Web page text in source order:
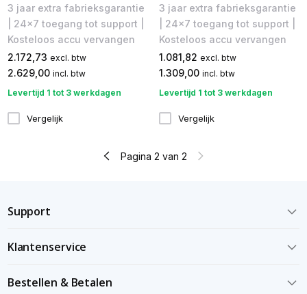
3 jaar extra fabrieksgarantie​
| 24x7 toegang tot support |
Kosteloos accu vervangen
2.172,73 excl. btw
2.629,00 incl. btw
Levertijd 1 tot 3 werkdagen
Vergelijk
3 jaar extra fabrieksgarantie​
| 24x7 toegang tot support |
Kosteloos accu vervangen
1.081,82 excl. btw
1.309,00 incl. btw
Levertijd 1 tot 3 werkdagen
Vergelijk
Pagina 2 van 2
Support
Klantenservice
Bestellen & Betalen